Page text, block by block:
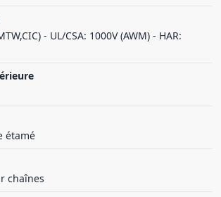
- UL/CSA: 1000V (AWM) - HAR:
étamé
chaînes